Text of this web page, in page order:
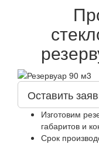
Оставить
Изготовим
габаритов и
Срок